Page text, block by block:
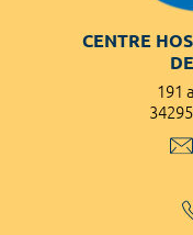
CENTRE
191